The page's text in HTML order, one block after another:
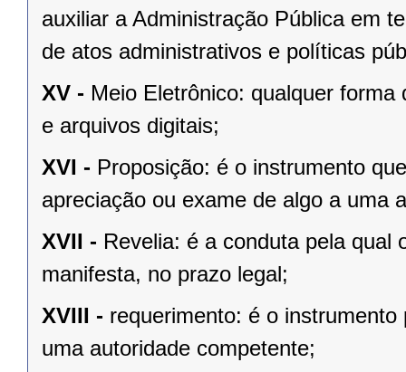
auxiliar a Administração Pública em
de atos administrativos e políticas
XV - Meio Eletrônico: qualquer
e arquivos digitais;
XVI - Proposição: é o instrumento
apreciação ou exame de algo a uma
XVII - Revelia: é a conduta pela qual
manifesta, no prazo legal;
XVIII - requerimento: é o
uma autoridade competente;